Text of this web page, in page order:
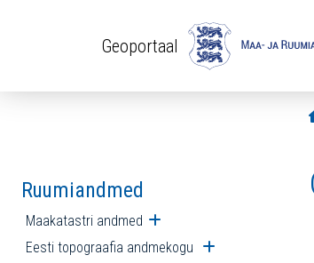
Geoportaal
Ruumiandmed
Maakatastri andmed Ava alammenüü
Eesti topograafia andmekogu Ava